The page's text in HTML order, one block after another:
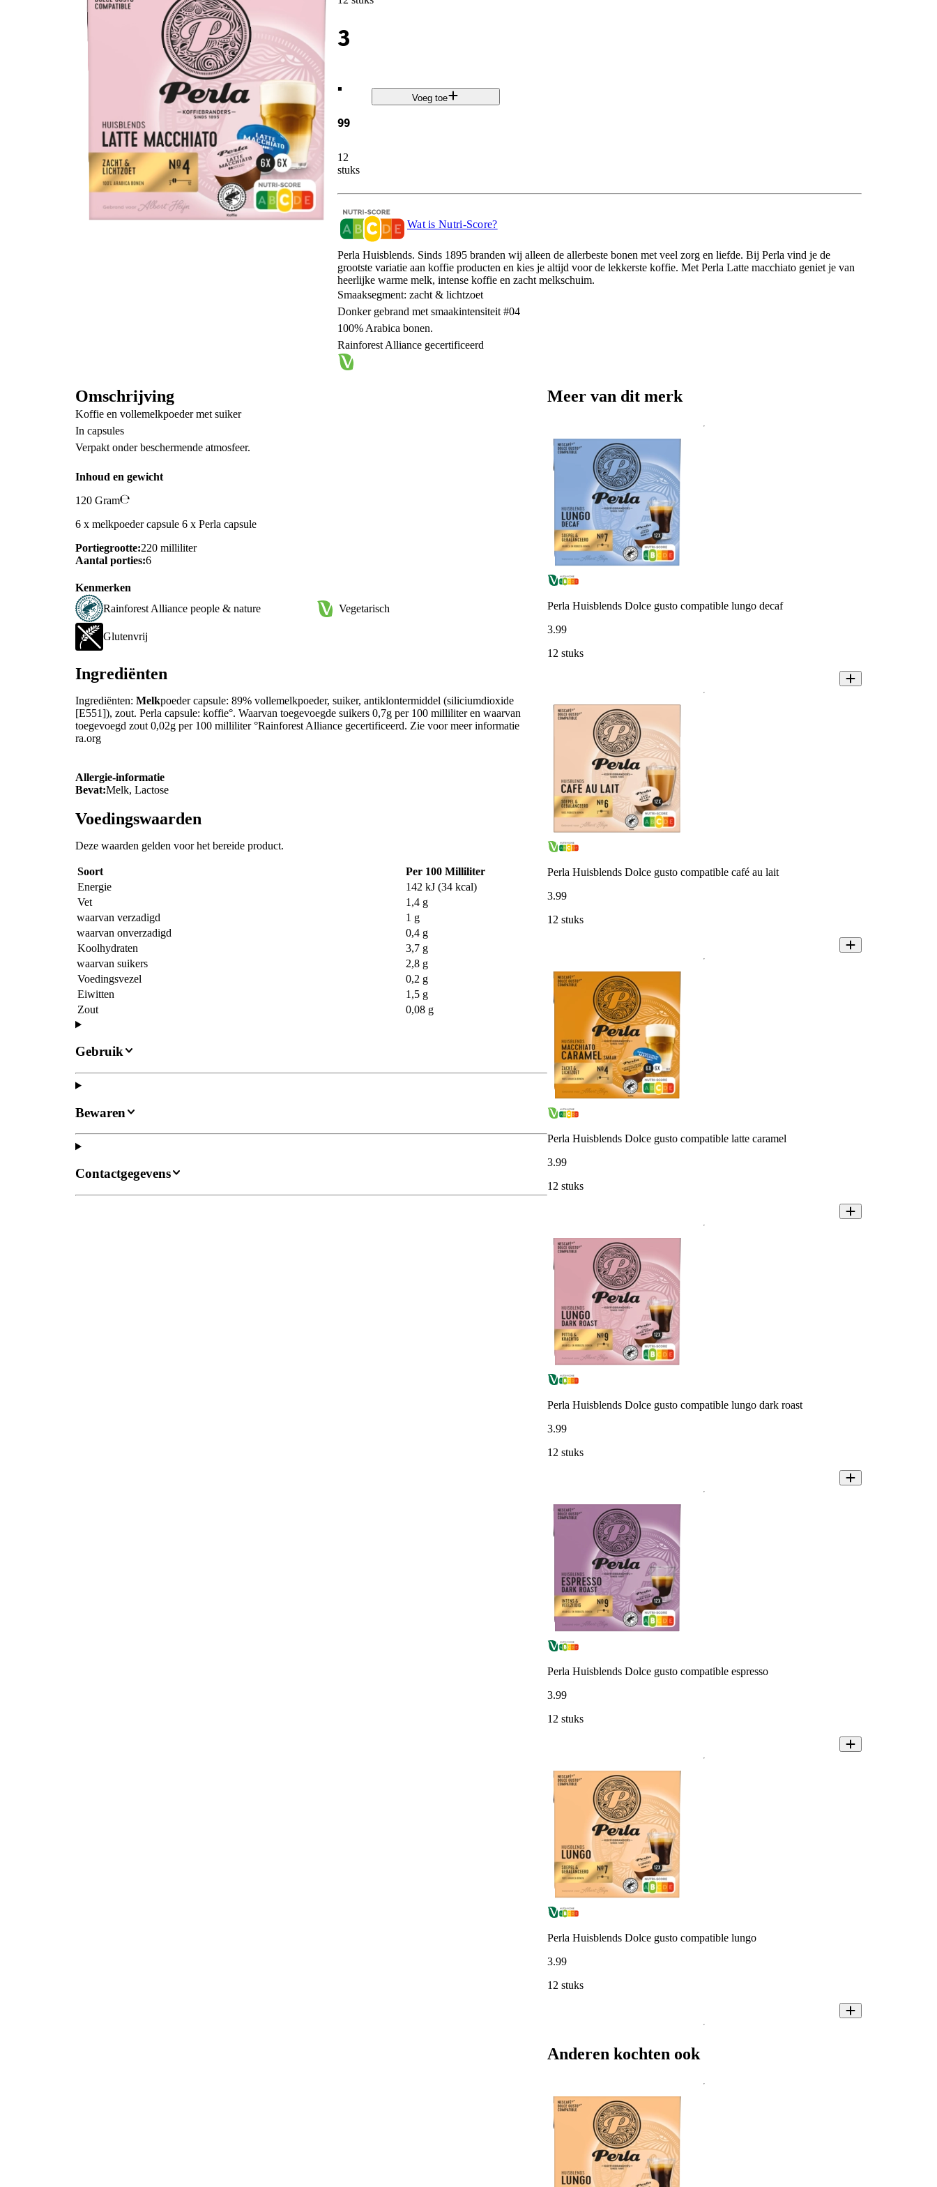
3
.
99
12
stuks
Voeg toe
Wat is Nutri-Score?
Perla Huisblends. Sinds 1895 branden wij alleen de allerbeste bonen met veel zorg en liefde. Bij Perla vind je de
grootste variatie aan koffie producten en kies je altijd voor de lekkerste koffie. Met Perla Latte macchiato geniet je van
heerlijke warme melk, intense koffie en zacht melkschuim.
Smaaksegment: zacht & lichtzoet​
Donker gebrand​ met smaakintensiteit #04
100% Arabica bonen.
Rainforest Alliance gecertificeerd​
Omschrijving
Koffie en vollemelkpoeder met suiker
In capsules
Verpakt onder beschermende atmosfeer.
Inhoud en gewicht
120 Gram
6 x melkpoeder capsule 6 x Perla capsule
Portiegrootte:220 milliliter
Aantal porties:6
Kenmerken
Rainforest Alliance people & nature
Vegetarisch
Glutenvrij
Ingrediënten
Ingrediënten: Melkpoeder capsule: 89% vollemelkpoeder, suiker, antiklontermiddel (siliciumdioxide
[E551]), zout. Perla capsule: koffie°. Waarvan toegevoegde suikers 0,7g per 100 milliliter en waarvan
toegevoegd zout 0,02g per 100 milliliter °Rainforest Alliance gecertificeerd. Zie voor meer informatie
ra.org
Allergie-informatie
Bevat:Melk, Lactose
Voedingswaarden
Deze waarden gelden voor het bereide product.
Soort
Per 100 Milliliter
Energie
142 kJ (34 kcal)
Vet
1,4 g
waarvan verzadigd
1 g
waarvan onverzadigd
0,4 g
Koolhydraten
3,7 g
waarvan suikers
2,8 g
Voedingsvezel
0,2 g
Eiwitten
1,5 g
Zout
0,08 g
Gebruik
Bewaren
Contactgegevens
Meer van dit merk
Perla Huisblends Dolce gusto compatible lungo decaf
3.99
12 stuks
Perla Huisblends Dolce gusto compatible café au lait
3.99
12 stuks
Perla Huisblends Dolce gusto compatible latte caramel
3.99
12 stuks
Perla Huisblends Dolce gusto compatible lungo dark roast
3.99
12 stuks
Perla Huisblends Dolce gusto compatible espresso
3.99
12 stuks
Perla Huisblends Dolce gusto compatible lungo
3.99
12 stuks
Anderen kochten ook